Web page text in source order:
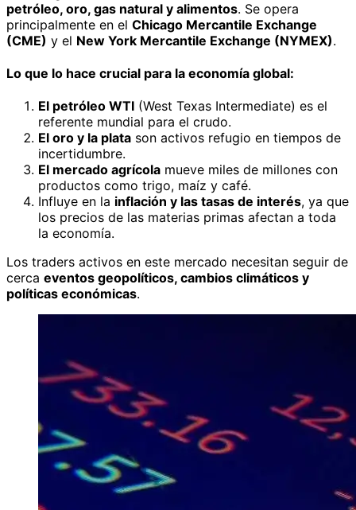
petróleo, oro, gas natural y alimentos. Se opera
principalmente en el Chicago Mercantile Exchange
(CME) y el New York Mercantile Exchange (NYMEX).
Lo que lo hace crucial para la economía global:
El petróleo WTI (West Texas Intermediate) es el
referente mundial para el crudo.
El oro y la plata son activos refugio en tiempos de
incertidumbre.
El mercado agrícola mueve miles de millones con
productos como trigo, maíz y café.
Influye en la inflación y las tasas de interés, ya que
los precios de las materias primas afectan a toda
la economía.
Los traders activos en este mercado necesitan seguir de
cerca eventos geopolíticos, cambios climáticos y
políticas económicas.